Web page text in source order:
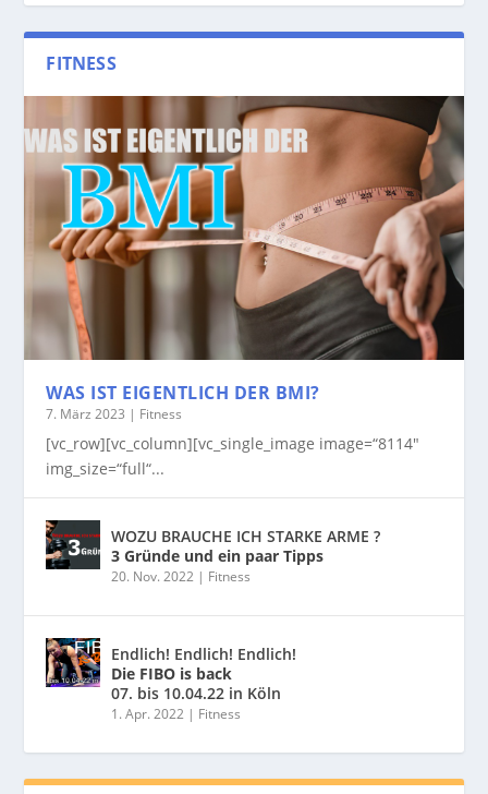
FITNESS
WAS IST EIGENTLICH DER BMI?
7. März 2023 | Fitness
[vc_row][vc_column][vc_single_image image=“8114″
img_size=“full“...
WOZU BRAUCHE ICH STARKE ARME ?
3 Gründe und ein paar Tipps
20. Nov. 2022 | Fitness
Endlich! Endlich! Endlich!
Die FIBO is back
07. bis 10.04.22 in Köln
1. Apr. 2022 | Fitness